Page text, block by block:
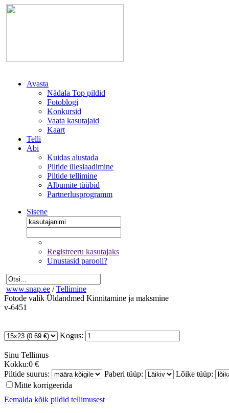
Avasta
Nädala Top pildid
Fotoblogi
Konkursid
Vaata kasutajaid
Kaart
Telli
Abi
Kuidas alustada
Piltide üleslaadimine
Piltide tellimine
Albumite tüübid
Partnerlusprogramm
Sisene
Registreeru kasutajaks
Unustasid parooli?
www.snap.ee / Tellimine
Fotode valik Üldandmed Kinnitamine ja maksmine
v-6451
Kogus:
Sinu Tellimus
Kokku:0 €
Piltide suurus:
Paberi tüüp:
Lõike tüüp:
Mitte korrigeerida
Eemalda kõik pildid tellimusest